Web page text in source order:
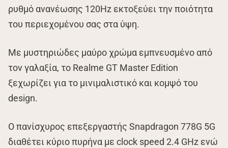
ρυθμό ανανέωσης 120Hz εκτοξεύει την ποιότητα
του περιεχομένου σας στα ύψη.
Με μυστηριώδες μαύρο χρώμα εμπνευσμένο από
τον γαλαξία, το Realme GT Master Edition
ξεχωρίζει για το μινιμαλιστικό και κομψό του
design.
Ο πανίσχυρος επεξεργαστής Snapdragon 778G 5G
διαθέτει κύριο πυρήνα με clock speed 2.4 GHz ενώ